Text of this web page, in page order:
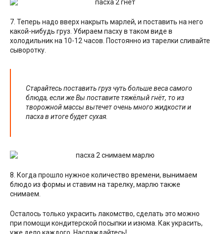
7. Теперь надо вверх накрыть марлей, и поставить на него
какой-нибудь груз. Убираем пасху в таком виде в
холодильник на 10-12 часов. Постоянно из тарелки сливайте
сыворотку.
Старайтесь поставить груз чуть больше веса самого
блюда, если же Вы поставите тяжёлый гнёт, то из
творожной массы вытечет очень много жидкости и
пасха в итоге будет сухая.
8. Когда прошло нужное количество времени, вынимаем
блюдо из формы и ставим на тарелку, марлю также
снимаем.
Осталось только украсить лакомство, сделать это можно
при помощи кондитерской посыпки и изюма. Как украсить,